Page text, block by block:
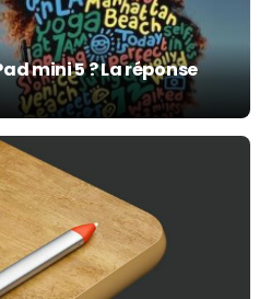
mini 5 ? La réponse